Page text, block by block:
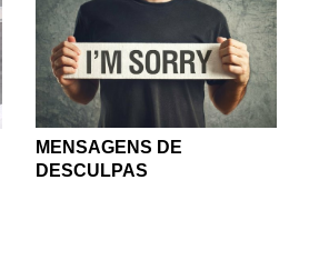
MENSAGENS DE
DESCULPAS